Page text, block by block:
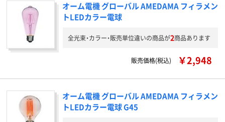
オーム電機 グローバル AMEDAMA フィラメン
トLEDカラー電球
全光束・カラー・販売単位違いの商品が2商品あります
販売価格(税込) ￥2,948
オーム電機 グローバル AMEDAMA フィラメン
トLEDカラー電球 G45